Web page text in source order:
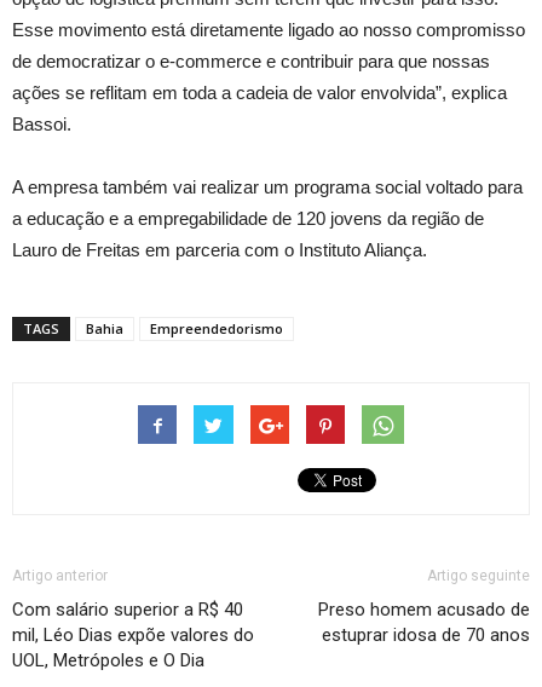
Esse movimento está diretamente ligado ao nosso compromisso
de democratizar o e-commerce e contribuir para que nossas
ações se reflitam em toda a cadeia de valor envolvida”, explica
Bassoi.
A empresa também vai realizar um programa social voltado para
a educação e a empregabilidade de 120 jovens da região de
Lauro de Freitas em parceria com o Instituto Aliança.
TAGS Bahia Empreendedorismo
Artigo anterior
Com salário superior a R$ 40
mil, Léo Dias expõe valores do
UOL, Metrópoles e O Dia
Artigo seguinte
Preso homem acusado de
estuprar idosa de 70 anos